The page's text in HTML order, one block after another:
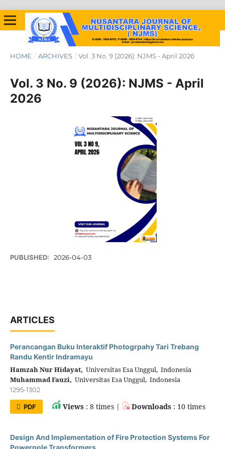
HOME / ARCHIVES / Vol. 3 No. 9 (2026): NJMS - April 2026
Vol. 3 No. 9 (2026): NJMS - April
2026
PUBLISHED: 2026-04-03
ARTICLES
Perancangan Buku Interaktif Photogrpahy Tari Trebang
Randu Kentir Indramayu
Hamzah Nur Hidayat, Universitas Esa Unggul, Indonesia
Muhammad Fauzi, Universitas Esa Unggul, Indonesia
1295-1302
PDF Views : 8 times | Downloads : 10 times
Design And Implementation of Fire Protection Systems For
Powerpole Transformers